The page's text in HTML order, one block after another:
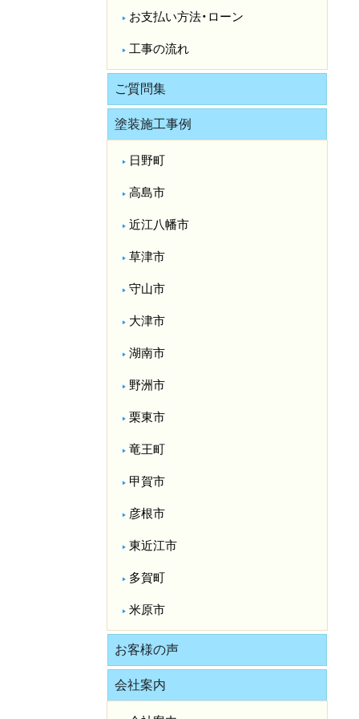
お支払い方法・ローン
工事の流れ
ご質問集
塗装施工事例
日野町
高島市
近江八幡市
草津市
守山市
大津市
湖南市
野洲市
栗東市
竜王町
甲賀市
彦根市
東近江市
多賀町
米原市
お客様の声
会社案内